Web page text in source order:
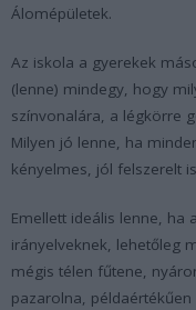
Álomépületek.
Az iskola a gyerekek
(lenne) mindegy, hogy
színvonalára, a légkörre
Milyen jó lenne, ha
kényelmes, jól felszerelt
Emellett ideális lenne, ha
irányelveknek, lehetőleg
mégis télen fűtene,
pazarolna,